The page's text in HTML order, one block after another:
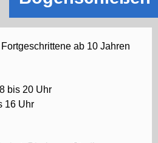
ab 10 Jahren
bis 20 Uhr
Uhr